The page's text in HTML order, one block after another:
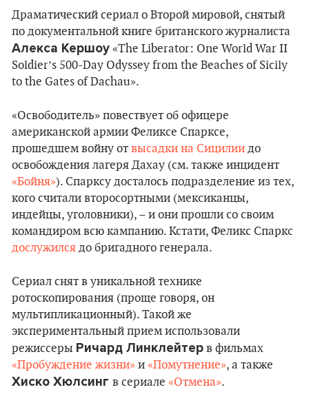
Драматический сериал о Второй мировой, снятый
по документальной книге британского журналиста
Алекса Кершоу «The Liberator: One World War II
Soldier’s 500-Day Odyssey from the Beaches of Sicily
to the Gates of Dachau».
«Освободитель» повествует об офицере
американской армии Феликсе Спарксе,
прошедшем войну от высадки на Сицилии до
освобождения лагеря Дахау (см. также инцидент
«Бойня»). Спарксу досталось подразделение из тех,
кого считали второсортными (мексиканцы,
индейцы, уголовники), – и они прошли со своим
командиром всю кампанию. Кстати, Феликс Спаркс
дослужился до бригадного генерала.
Сериал снят в уникальной технике
ротоскопирования (проще говоря, он
мультипликационный). Такой же
экспериментальный прием использовали
режиссеры Ричард Линклейтер в фильмах
«Пробуждение жизни» и «Помутнение», а также
Хиско Хюлсинг в сериале «Отмена».